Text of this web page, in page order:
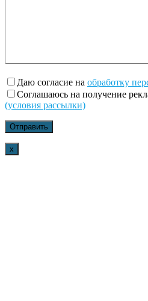
Даю согласие на обработку
Соглашаюсь на получение
(условия рассылки)
x